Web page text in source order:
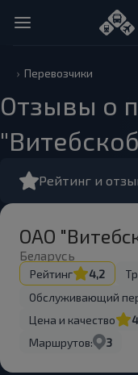
Перевозчики
Отзывы о
Рейтинг и
ОАО
Беларусь
Рейтинг 4,2
Обслуживающий
Цена и качество
Маршрутов:
3